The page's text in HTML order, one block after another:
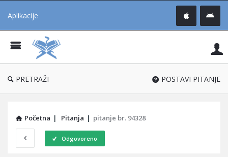
Aplikacije
®
PRETRAŽI POSTAVI PITANJE
Početna | Pitanja | pitanje br. 94328
Odgovoreno